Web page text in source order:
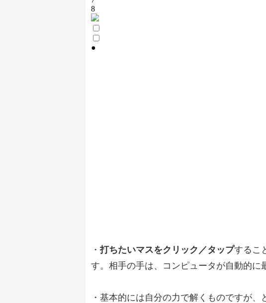
・打ちたいマスをクリック／タップするこ
す。相手の手は、コンピュータが自動的に
・基本的には自分の力で解くものですが